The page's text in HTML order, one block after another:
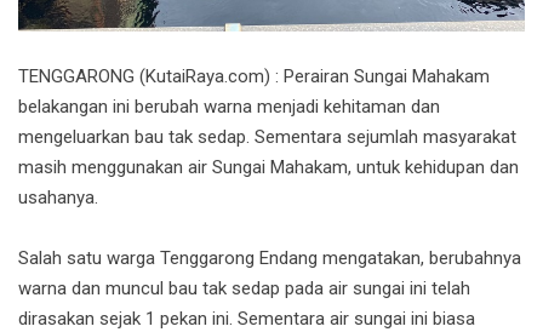
TENGGARONG (KutaiRaya.com) : Perairan Sungai Mahakam
belakangan ini berubah warna menjadi kehitaman dan
mengeluarkan bau tak sedap. Sementara sejumlah masyarakat
masih menggunakan air Sungai Mahakam, untuk kehidupan dan
usahanya.
Salah satu warga Tenggarong Endang mengatakan, berubahnya
warna dan muncul bau tak sedap pada air sungai ini telah
dirasakan sejak 1 pekan ini. Sementara air sungai ini biasa